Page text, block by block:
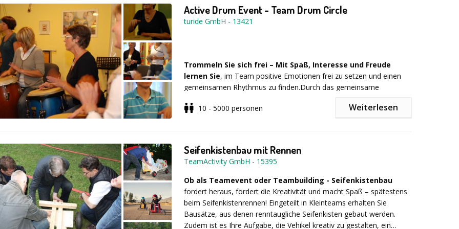
Weihnachtsfeier, Winter-Event, Mitarbeitermotivation, Kick-Off. -
Dauer: Ca. 3-4 Stunden - Preis: 42 € p.P. zzgl. MwSt. + Fahrtkosten
Active Drum Event - Team Drum Circle
turide GmbH - 13421
Trommeln Sie sich frei – Mit Spaß, Interesse und Freude
lernen Sie, im Team positive Emotionen frei zu setzen und einen
gemeinsamen Rhythmus zu finden.Durch das gemeinsame
Teamfähigkeit entwickelt und gefestigt. Erfolgserlebnisse stellen sich
Team entsteht.
Hintergrund
: Unser ACTIVEDRUMEVENT basiert auf der Drum
Circle-Philosophie von Arthur Hull, USA. Diese ist darauf ausgelegt,
auch überzeugte Nichtmusiker an das aktive Erleben musikalischer
Phänomene, z.B. des Gruppenbewusstseins oder des
Gemeinschaftserlebnisses heran zu führen. Arthur Hull setzt gezielt
Schlaginstrumente ein, da diese praktisch „voraussetzungsfrei“ von
Laien bedient werden können. Gerade deshalb empfehlen wir unser
ACTIVE DRUM EVENT als Kickoff oder aktive Pause bei Tagungen,
10 - 5000 personen Weiterlesen
Seifenkistenbau mit Rennen
TeamActivity GmbH - 15395
Ob als Teamevent oder Teambuilding - Seifenkistenbau
fordert heraus, fördert die Kreativität und macht Spaß – spätestens
beim Seifenkistenrennen! Eingeteilt in Kleinteams erhalten Sie
Bausätze, aus denen renntaugliche Seifenkisten gebaut werden.
Zudem ist es Ihre Aufgabe, die Vehikel kreativ zu gestalten, ein